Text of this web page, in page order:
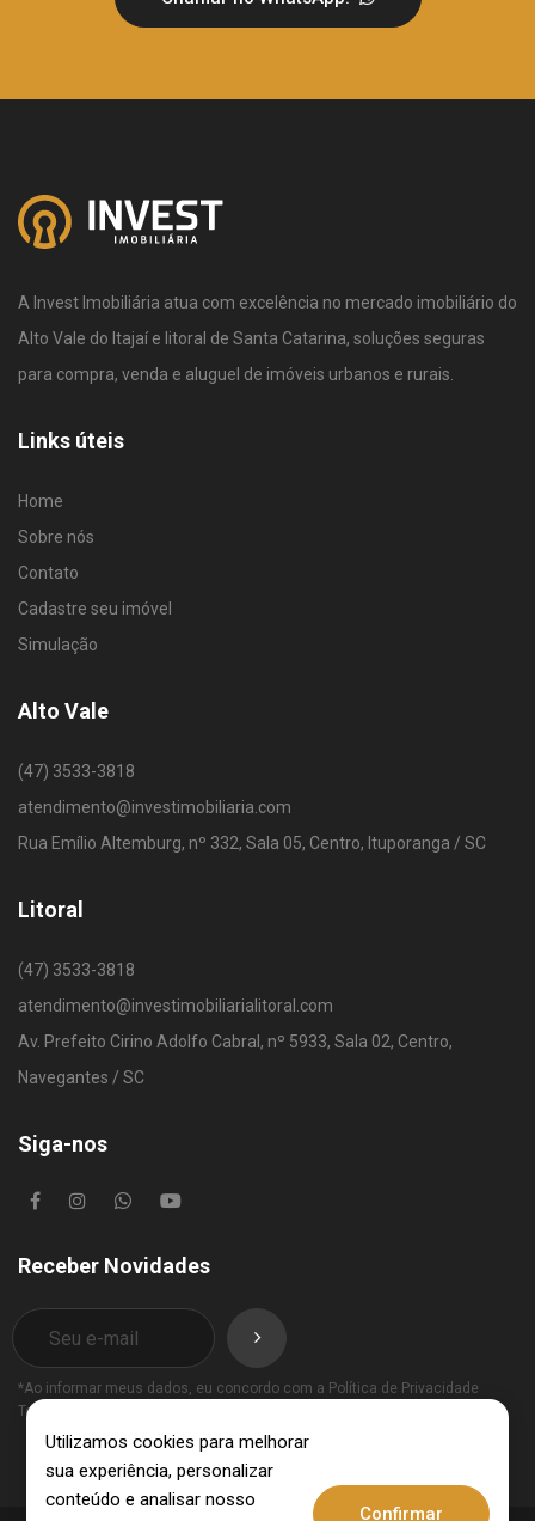
A Invest Imobiliária atua com excelência no mercado imobiliário do
Alto Vale do Itajaí e litoral de Santa Catarina, soluções seguras
para compra, venda e aluguel de imóveis urbanos e rurais.
Links úteis
Home
Sobre nós
Contato
Cadastre seu imóvel
Simulação
Alto Vale
(47) 3533-3818
atendimento@investimobiliaria.com
Rua Emílio Altemburg, nº 332, Sala 05, Centro, Ituporanga / SC
Litoral
(47) 3533-3818
atendimento@investimobiliarialitoral.com
Av. Prefeito Cirino Adolfo Cabral, nº 5933, Sala 02, Centro,
Navegantes / SC
Siga-nos
Receber Novidades
*Ao informar meus dados, eu concordo com a Política de Privacidade
Termos de Uso
Utilizamos cookies para melhorar
sua experiência, personalizar
conteúdo e analisar nosso
Confirmar